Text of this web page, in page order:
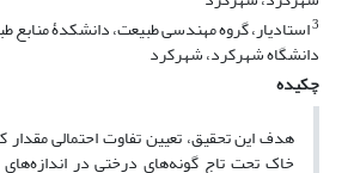
3استادیار، گروه مهندسی طبیعت، دانشکدۀ منابع
دانشگاه شهرکرد، شهرکرد
چکیده
هدف این تحقیق، تعیین تفاوت احتمالی مقدار
خاک تحت تاج گونه‌های درختی در